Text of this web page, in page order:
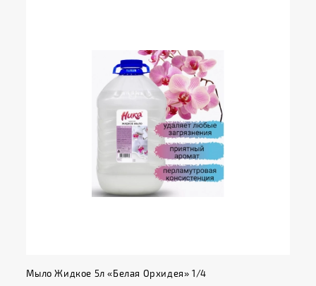
Мыло Жидкое 5л «Белая Орхидея» 1/4